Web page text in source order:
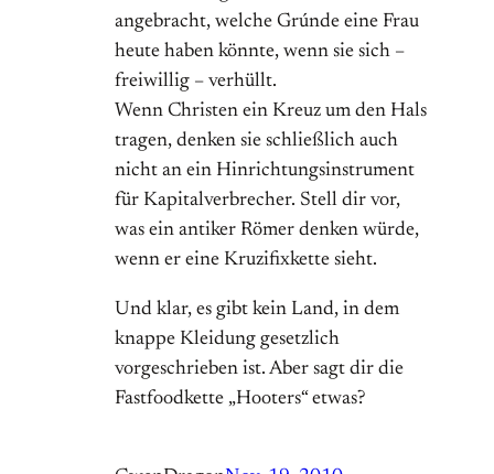
angebracht, welche Grúnde eine Frau
heute haben könnte, wenn sie sich –
freiwillig – verhüllt.
Wenn Christen ein Kreuz um den Hals
tragen, denken sie schließlich auch
nicht an ein Hinrichtungsinstrument
für Kapitalverbrecher. Stell dir vor,
was ein antiker Römer denken würde,
wenn er eine Kruzifixkette sieht.
Und klar, es gibt kein Land, in dem
knappe Kleidung gesetzlich
vorgeschrieben ist. Aber sagt dir die
Fastfoodkette „Hooters“ etwas?